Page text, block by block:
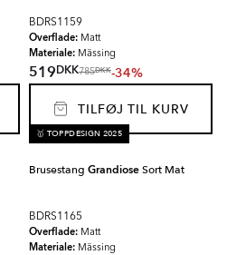
BDRS1159
Overflade: Matt
Materiale: Mässing
519DKK785DKK-34%
TILFØJ TIL KURV
🥇 TOPPDESIGN 2025
Brusestang GrandioseSort Mat
BDRS1165
Overflade: Matt
Materiale: Mässing